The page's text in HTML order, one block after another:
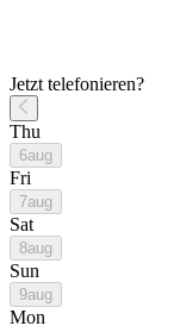
Jetzt telefonieren?
Thu
6aug
Fri
7aug
Sat
8aug
Sun
9aug
Mon